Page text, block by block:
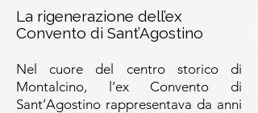
La rigenerazione dell’ex
Convento di Sant’Agostino
Nel cuore del centro storico di
Montalcino, l’ex Convento di
Sant’Agostino rappresentava da anni